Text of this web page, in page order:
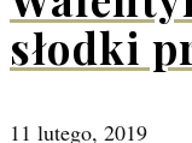
słodki
11 lutego, 2019